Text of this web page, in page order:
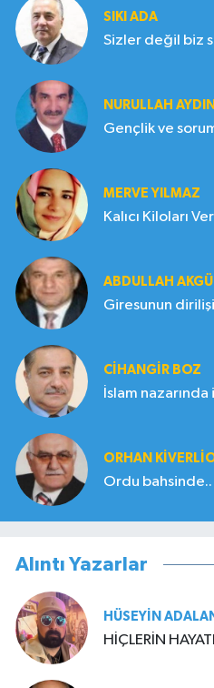
SIKI ADA
Sizler değil biz
NURULLAH AYDIN
Gençlik
MERVE YILMAZ
Kalıcı Kiloları
ABDULLAH
Giresunun dirilişi
CIHANGIR BOZ
İslam
ORHAN
Ordu bahsinde..
Alıntı Yazarlar
HÜSEYIN
HİÇLERİN